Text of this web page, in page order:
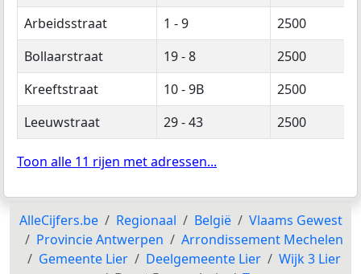
Arbeidsstraat
1 - 9
2500
Bollaarstraat
19 - 8
2500
Kreeftstraat
10 - 9B
2500
Leeuwstraat
29 - 43 2500
Toon alle 11 rijen met adressen...
AlleCijfers.be Regionaal België
Vlaams Gewest
Provincie Antwerpen
Arrondissement Mechelen
Gemeente Lier
Deelgemeente Lier
Wijk 3 Lier